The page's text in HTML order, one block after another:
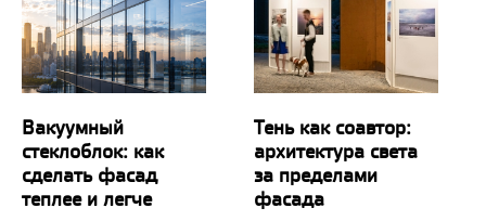
Вакуумный
стеклоблок: как
сделать фасад
теплее и легче
Тень как соавтор:
архитектура света
за пределами
фасада